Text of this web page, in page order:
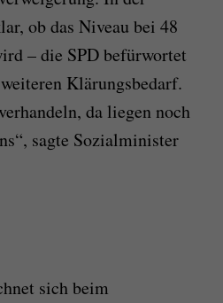
ob das Niveau bei 48
– die SPD befürwortet
Klärungsbedarf.
da liegen noch
sagte Sozialminister
sich beim